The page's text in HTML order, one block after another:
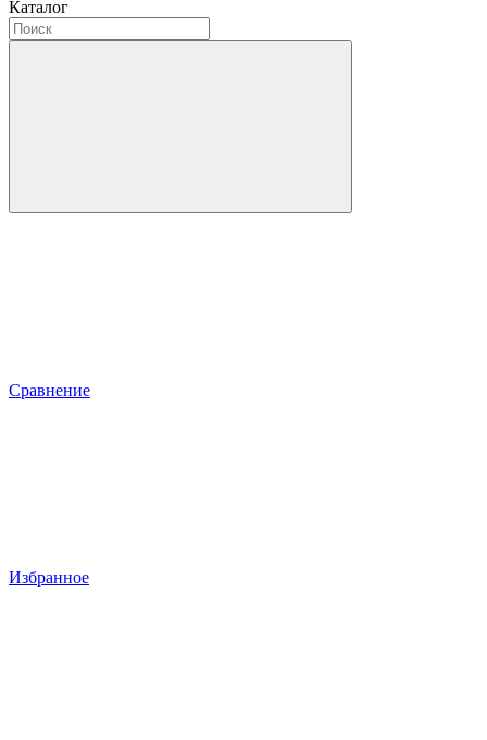
Каталог
Сравнение
Избранное